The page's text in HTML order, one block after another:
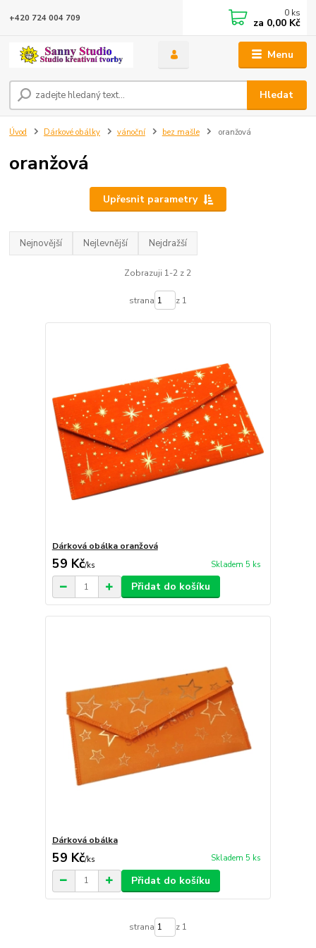
Menu
Hledat
+420 724 004 709 0 ks
za 0,00 Kč
Úvod Dárkové obálky vánoční bez mašle oranžová
oranžová
Upřesnit parametry
Nejnovější Nejlevnější Nejdražší
Zobrazuji 1-2 z 2
strana z 1
Dárková obálka oranžová
59 Kč/ks Skladem 5 ks
Přidat do košíku
Dárková obálka
59 Kč/ks Skladem 5 ks
Přidat do košíku
strana z 1